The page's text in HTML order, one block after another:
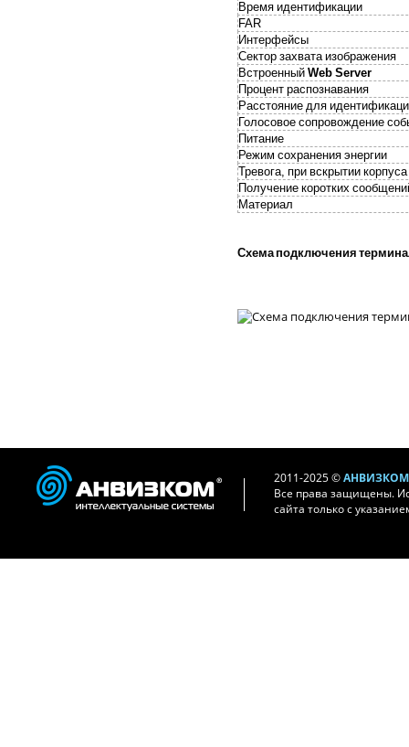
Время идентификации
FAR
Интерфейсы
Сектор захвата изображения
Встроенный Web Server
Процент распознавания
Расстояние для
Голосовое сопровождение
Питание
Режим сохранения энергии
Тревога, при вскрытии корпуса
Получение коротких
Материал
Схема подключения
2011-2025 ©
Все права защищены.
сайта только с